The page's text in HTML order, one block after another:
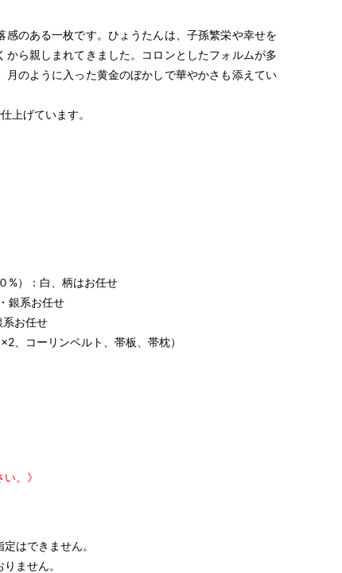
感のある一枚です。ひょうたんは、子孫繁栄や幸せを
ら親しまれてきました。コロンとしたフォルムが多
月のように入った黄金のぼかしで華やかさも添えてい
上げています。
）：白、柄はお任せ
銀系お任せ
お任せ
コーリンベルト、帯板、帯枕）
。》
はできません。
ません。